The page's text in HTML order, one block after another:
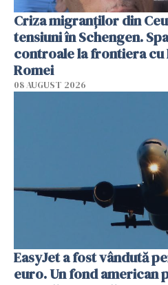
Criza migranților din
tensiuni în Schengen.
controale la frontiera cu
Romei
08 AUGUST 2026
EasyJet a fost vândută
euro. Un fond american